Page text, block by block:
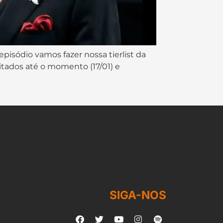
vamos fazer nossa tierlist da
até o momento (17/01) e
SIGA-NOS